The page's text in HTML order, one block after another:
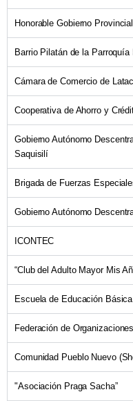
Honorable Gobierno
Barrio Pilatán de la Parroquía
Cámara de Comercio de
Cooperativa de Ahorro y
Gobierno Autónomo
Saquisilí
Brigada de Fuerzas
Gobierno Autónomo
ICONTEC
“Club del Adulto Mayor Mis
Escuela de Educación
Federación de
Comunidad Pueblo Nuevo
"Asociación Praga Sacha”